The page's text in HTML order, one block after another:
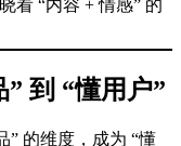
到 “懂用户”
” 的维度，成为 “懂